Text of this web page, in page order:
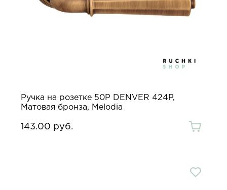
Ручка на розетке 50P DENVER 424P,
Матовая бронза, Melodia
143.00 руб.